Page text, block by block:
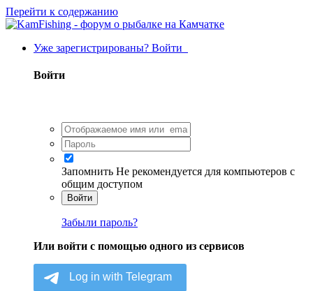
Перейти к содержанию
Уже зарегистрированы? Войти
Войти
Запомнить Не рекомендуется для компьютеров с
общим доступом
Войти
Забыли пароль?
Или войти с помощью одного из сервисов